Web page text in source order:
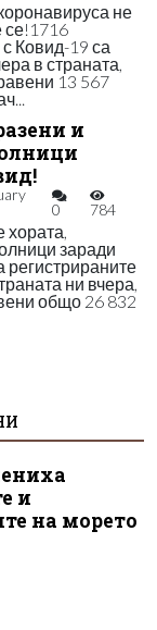
не
се!1716
Ковид-19 са
в страната,
13 567
и
0 784
хората,
заради
регистрираните
ни вчера,
общо 26 832
и
на морето